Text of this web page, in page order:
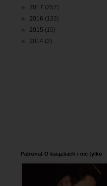
2017 (252)
2016 (133)
2015 (15)
2014 (2)
Patronat O książkach i nie tylko